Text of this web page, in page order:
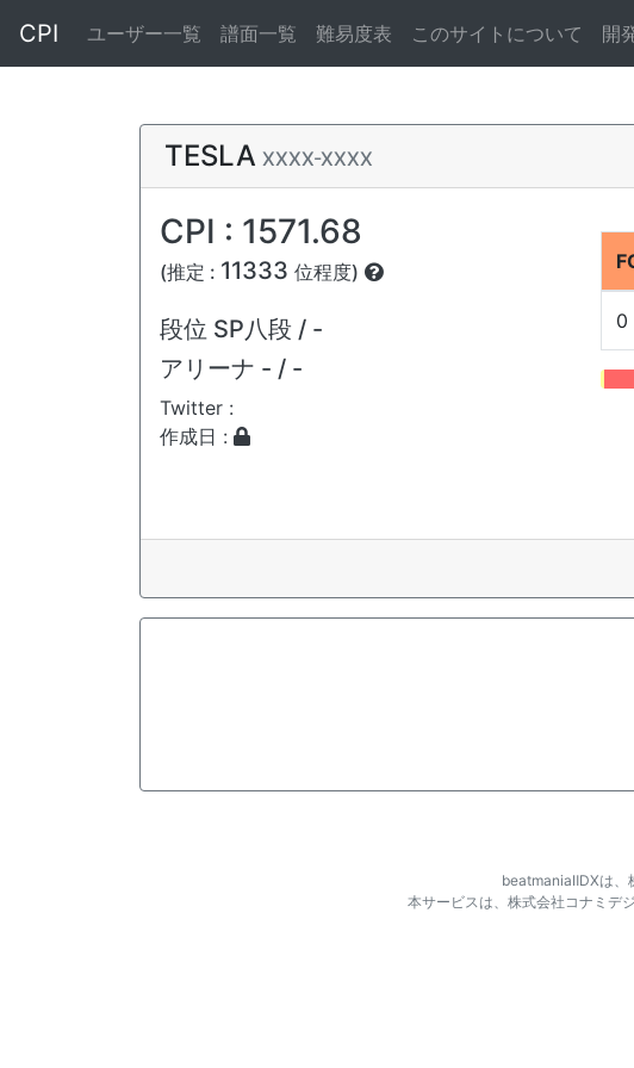
CPI ユーザー一覧 譜面一覧 難易度表 このサイトについて 開
TESLA XXXX-XXXX
CPI : 1571.68
(推定 : 11333 位程度)
段位 SP八段 / -
アリーナ - / -
Twitter :
作成日 :
0
beatmaniaⅡDXは、
本サービスは、株式会社コナミデ